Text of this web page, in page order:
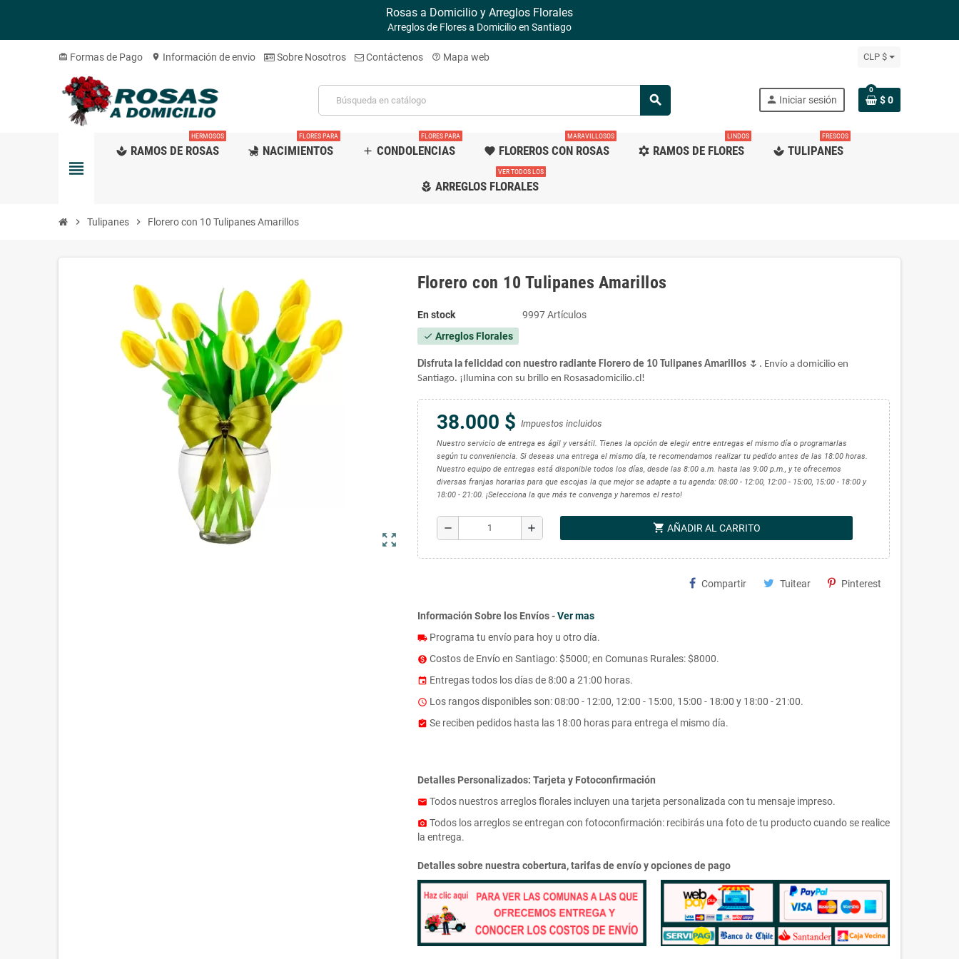
Rosas a Domicilio y Arreglos Florales
Arreglos de Flores a Domicilio en Santiago
card_giftcard Formas de Pago location_on Información de envio Sobre Nosotros Contáctenos help_outline Mapa web CLP $
search person Iniciar sesión
0
$ 0
view_headline
spa RAMOS DE ROSAS
HERMOSOS
child_friendly NACIMIENTOS
FLORES PARA
add CONDOLENCIAS
FLORES PARA
favorite FLOREROS CON ROSAS
MARAVILLOSOS
filter_vintage RAMOS DE FLORES
LINDOS
spa TULIPANES
FRESCOS
local_florist ARREGLOS FLORALES
VER TODOS LOS
chevron_right Tulipanes chevron_right Florero con 10 Tulipanes Amarillos
zoom_out_map
Florero con 10 Tulipanes Amarillos
En stock 9997 Artículos
check Arreglos Florales
Disfruta la felicidad con nuestro radiante Florero de 10 Tulipanes Amarillos 🌷 . Envío a domicilio en
Santiago. ¡Ilumina con su brillo en Rosasadomicilio.cl!
38.000 $ Impuestos incluidos
Nuestro servicio de entrega es ágil y versátil. Tienes la opción de elegir entre entregas el mismo día o programarlas
según tu conveniencia. Si deseas una entrega el mismo día, te recomendamos realizar tu pedido antes de las 18:00 horas.
Nuestro equipo de entregas está disponible todos los días, desde las 8:00 a.m. hasta las 9:00 p.m., y te ofrecemos
diversas franjas horarias para que escojas la que mejor se adapte a tu agenda: 08:00 - 12:00, 12:00 - 15:00, 15:00 - 18:00 y
18:00 - 21:00. ¡Selecciona la que más te convenga y haremos el resto!
remove add shopping_cart AÑADIR AL CARRITO
Compartir Tuitear Pinterest
Información Sobre los Envíos -Ver mas
local_shippingPrograma tu envío para hoy u otro día.
monetization_on Costos de Envío en Santiago: $5000; en Comunas Rurales: $8000.
event Entregas todos los días de 8:00 a 21:00 horas.
access_time Los rangos disponibles son: 08:00 - 12:00, 12:00 - 15:00, 15:00 - 18:00 y 18:00 - 21:00.
assignment_turned_in Se reciben pedidos hasta las 18:00 horas para entrega el mismo día.
Detalles Personalizados: Tarjeta y Fotoconfirmación
email Todos nuestros arreglos florales incluyen una tarjeta personalizada con tu mensaje impreso.
photo_camera Todos los arreglos se entregan con fotoconfirmación: recibirás una foto de tu producto cuando se realice
la entrega.
Detalles sobre nuestra cobertura, tarifas de envío y opciones de pago